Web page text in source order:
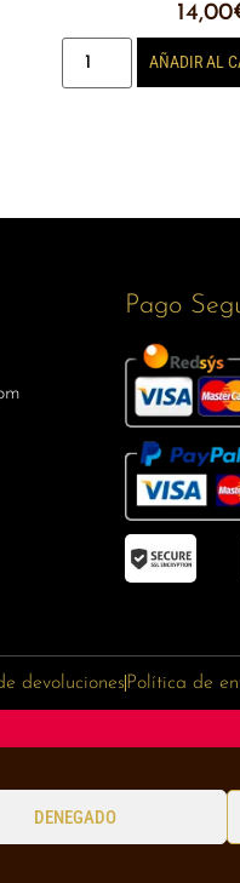
DENEGADO
14,00
AÑADIR AL
Pago
devoluciones Política de